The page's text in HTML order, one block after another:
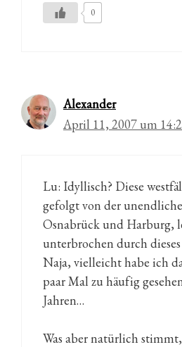
0
Alexander
April 11, 2007 um
Lu: Idyllisch? Diese
gefolgt von der
Osnabrück und Harburg,
unterbrochen durch
Naja, vielleicht habe ich
paar Mal zu häufig
Jahren…
Was aber natürlich